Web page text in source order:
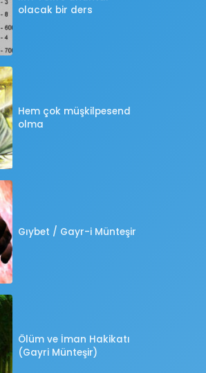
olacak bir ders
Hem çok müşkilpesend
olma
Gıybet / Gayr-i Münteşir
Ölüm ve İman Hakikatı
(Gayri Münteşir)